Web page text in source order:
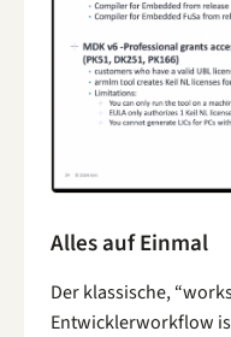
Alles auf Einmal
Der klassische,
Entwicklerworkflow